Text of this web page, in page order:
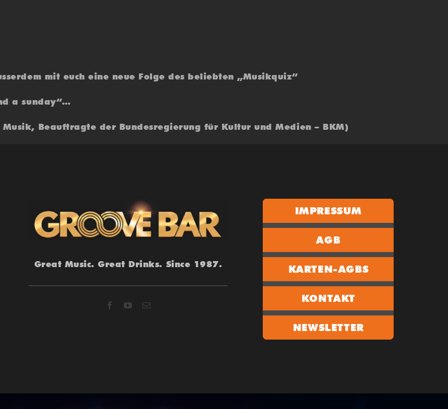
mit euch eine neue Folge des beliebten „Musikquiz“
a sunday“…
Musik, Beauftragte der Bundesregierung für Kultur und Medien – BKM)
Great Music. Great Drinks. Since 1987.
IMPRESSUM
AGB
KARTEN-AGBS
KONTAKT
NEWSLETTER